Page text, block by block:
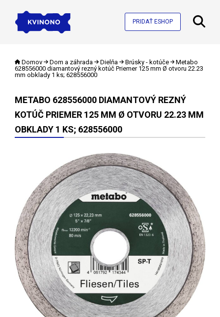
PRIDAŤ ESHOP
Domov Dom a záhrada Dielňa Brúsky - kotúče
Metabo
628556000 diamantový rezný kotúč Priemer 125 mm Ø otvoru 22.23
mm obklady 1 ks; 628556000
METABO 628556000 DIAMANTOVÝ REZNÝ
KOTÚČ PRIEMER 125 MM Ø OTVORU 22.23 MM
OBKLADY 1 KS; 628556000